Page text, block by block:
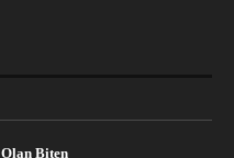
Olan Biten